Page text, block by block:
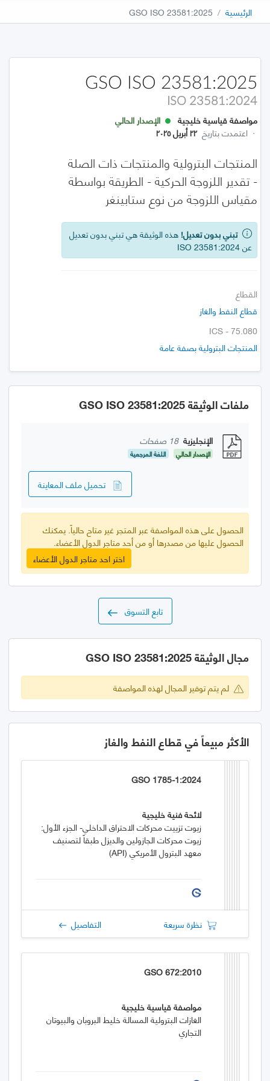
الرئيسية GSO ISO 23581:2025
GSO ISO 23581:2025
ISO 23581:2024
مواصفة قياسية خليجية
الإصدار الحالي
· اعتمدت بتاريخ ٢٢ أبريل ٢٠٢٥
المنتجات البترولية والمنتجات ذات الصلة
- تقدير اللزوجة الحركية - الطريقة بواسطة
مقياس اللزوجة من نوع ستابينغر
تبني بدون تعديل! هذه الوثيقة هي تبني بدون تعديل
عن ISO 23581:2024
القطاع
قطاع النفط والغاز
ICS - 75.080
المنتجات البترولية بصفة عامة
ملفات الوثيقة GSO ISO 23581:2025
الإنجليزية 18 صفحات
الإصدار الحالي اللغة المرجعية
تحميل ملف المعاينة
الحصول على هذه المواصفة عبر المتجر غير متاح حالياً. يمكنك
الحصول عليها من مصدرها أو من أحد متاجر الدول الأعضاء.
اختر احد متاجر الدول الأعضاء
تابع التسوق
مجال الوثيقة GSO ISO 23581:2025
لم يتم توفير المجال لهذه المواصفة
الأكثر مبيعاً في قطاع النفط والغاز
GSO 1785-1:2024
لائحة فنية خليجية
زيوت تزييت محركات الاحتراق الداخلي- الجزء الأول:
زيوت محركات الجازولين والديزل طبقاً لتصنيف
معهد البترول الأمريكي (API)
نظرة سريعة التفاصيل
GSO 672:2010
مواصفة قياسية خليجية
الغازات البترولية المسالة خليط البروبان والبيوتان
التجاري